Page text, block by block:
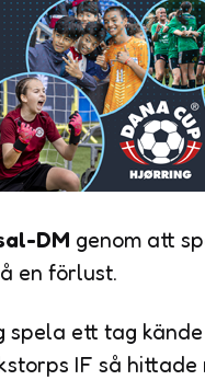
DM genom att
en förlust.
spela ett tag
IF så